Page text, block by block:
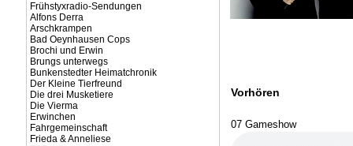
Frühstyxradio-Sendungen
Alfons Derra
Arschkrampen
Bad Oeynhausen Cops
Brochi und Erwin
Brungs unterwegs
Bunkenstedter Heimatchronik
Der Kleine Tierfreund
Die drei Musketiere
Die Vierma
Erwinchen
Fahrgemeinschaft
Frieda & Anneliese
Vorhören
07 Gameshow